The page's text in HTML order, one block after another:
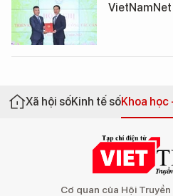
VietNamNet
Xã hội sốKinh tế sốKhoa học
Cơ quan của Hội